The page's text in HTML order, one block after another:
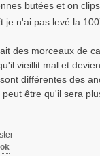
butées et on
je n'ai pas levé la
des morceaux de
vieillit mal et
différentes des
être qu'il sera